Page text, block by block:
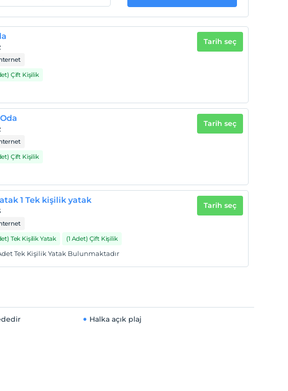
Çift Kişilik
Tarih seç
Çift Kişilik
Tarih seç
1 Tek kişilik yatak
Tek Kişilik Yatak (1 Adet) Çift Kişilik
Tek Kişilik Yatak Bulunmaktadır
Tarih seç
Halka açık plaj